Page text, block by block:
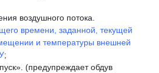
воздушного потока.
времени, заданной, текущей
и температуры внешней
;
(предупреждает обдув